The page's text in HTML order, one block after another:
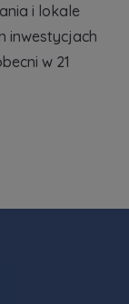
i lokale
inwestycjach
w 21